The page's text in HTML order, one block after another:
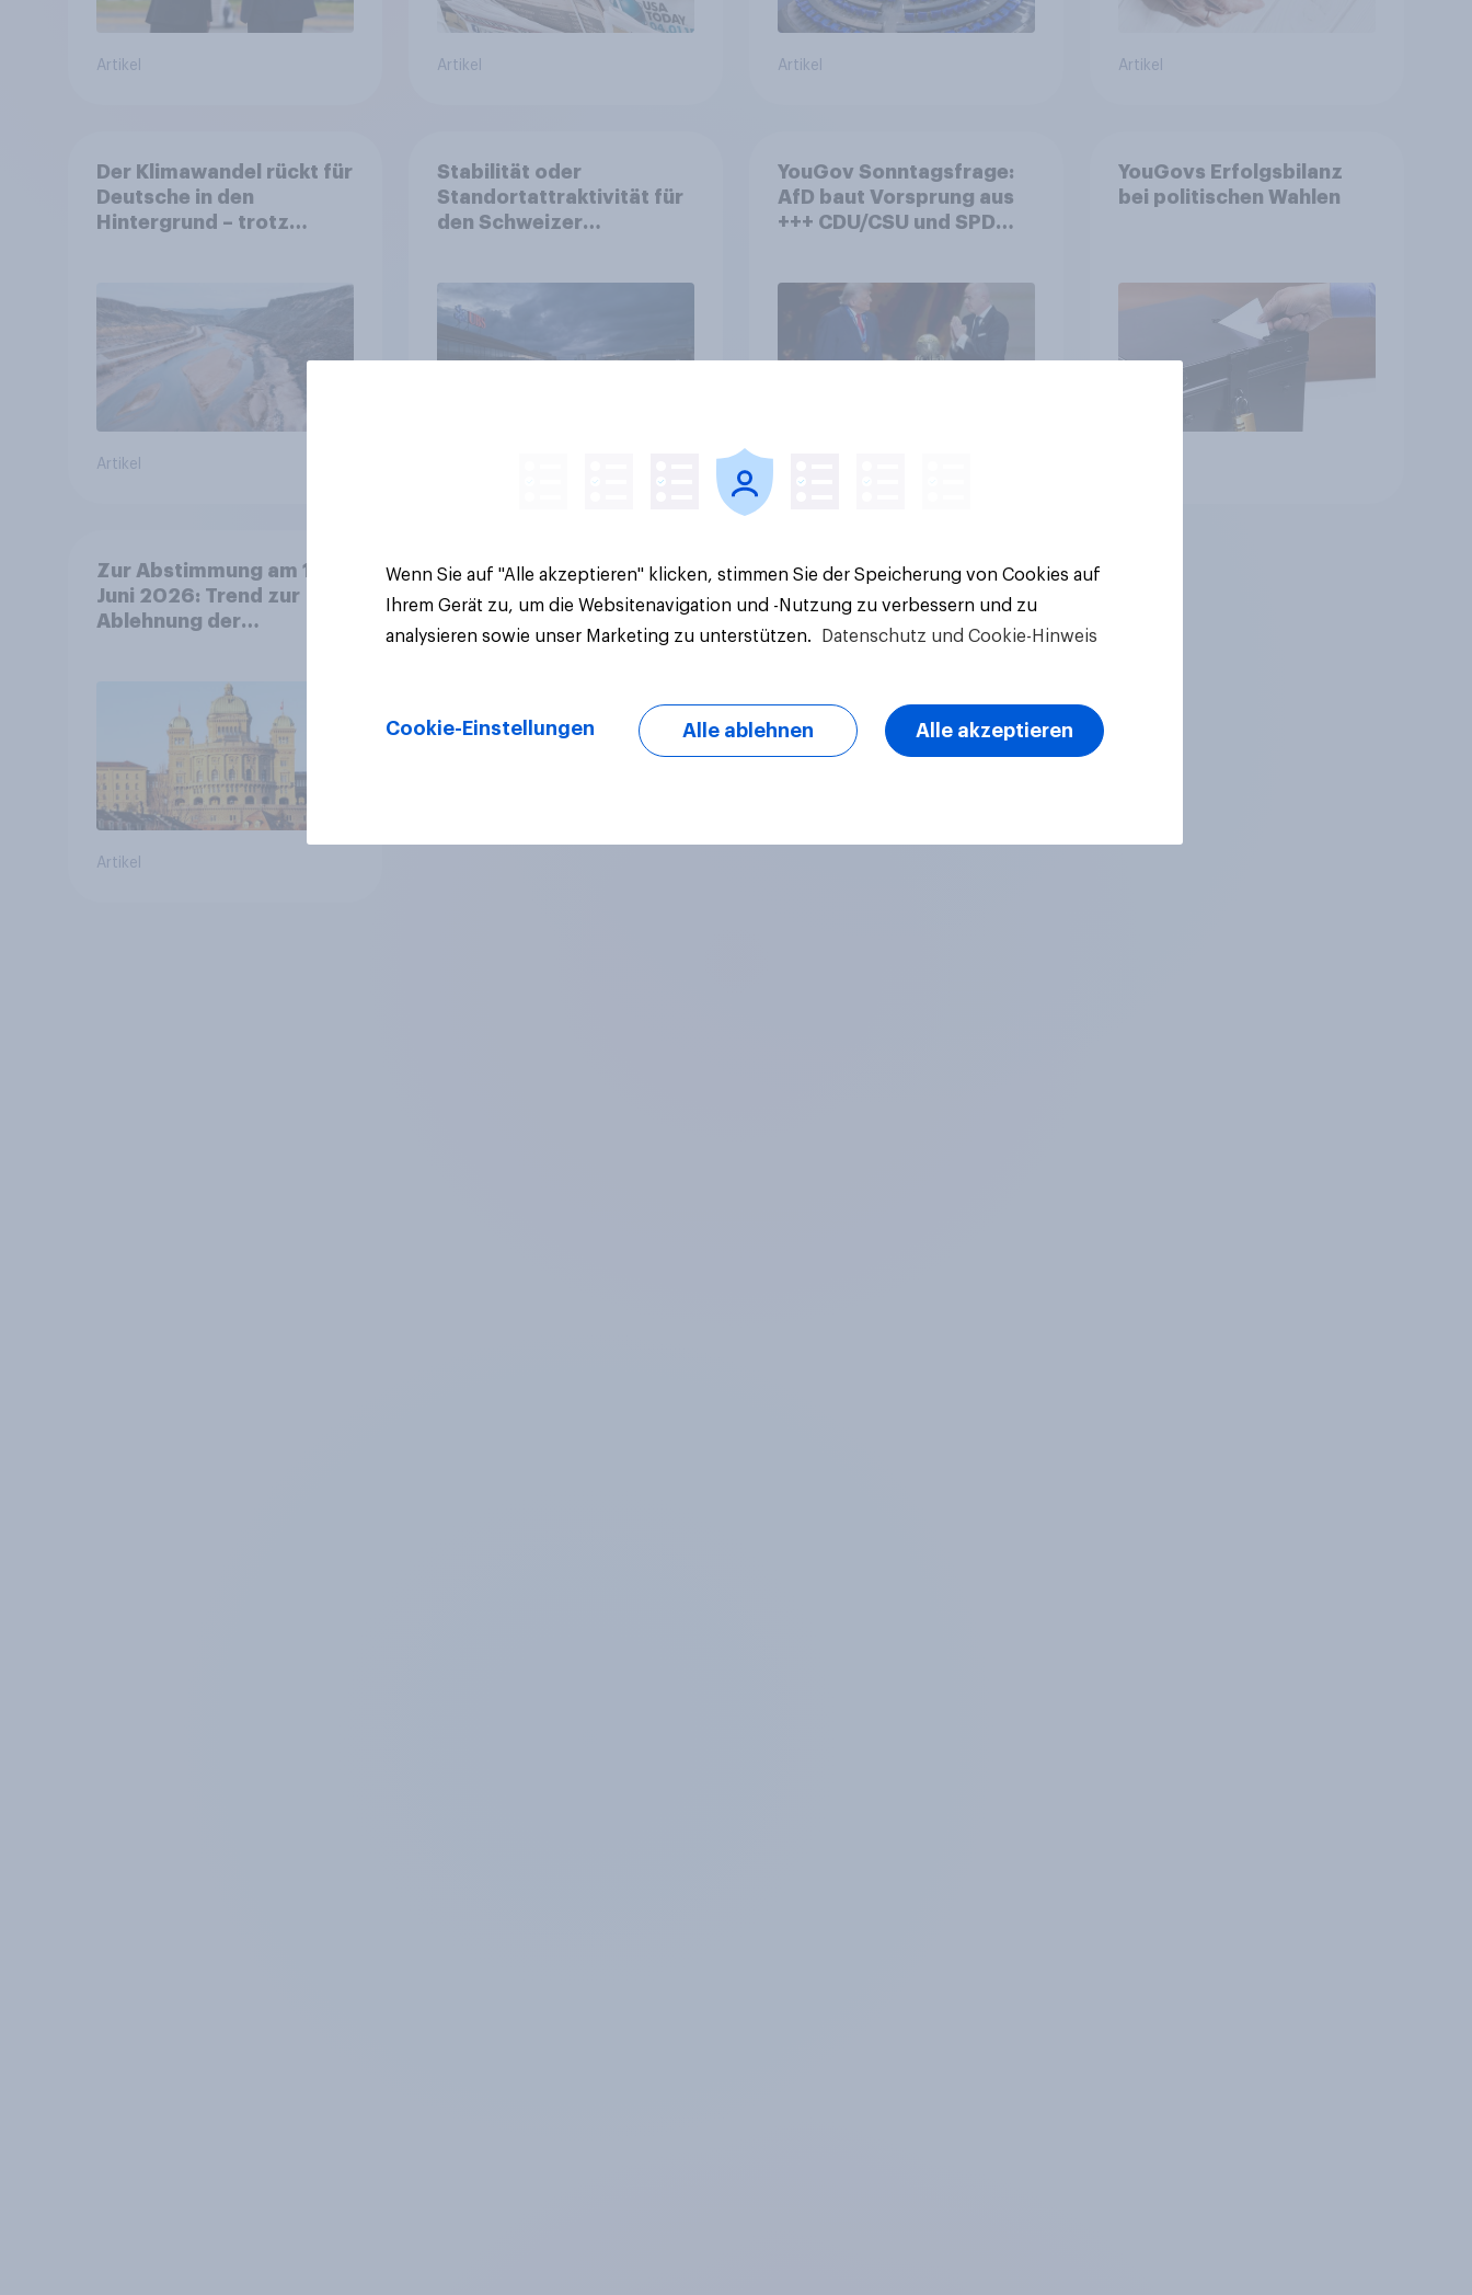
Artikel Artikel Artikel Artikel
Der Klimawandel rückt für
Deutsche in den
Hintergrund – trotz
Artikel
Stabilität oder
Standortattraktivität für
den Schweizer
Debatte um die
Regulierung von
Grossbanken steht
YouGov Sonntagsfrage:
AfD baut Vorsprung aus
+++ CDU/CSU und SPD
wünschen sich Fußball-
WM ohne Politik
YouGovs Erfolgsbilanz
bei politischen Wahlen
Zur Abstimmung am 14.
Juni 2026: Trend zur
Ablehnung der
für Annahme des
Zivildienstgesetz sinken
Artikel
Wenn Sie auf "Alle akzeptieren" klicken, stimmen Sie der Speicherung von Cookies auf
Ihrem Gerät zu, um die Websitenavigation und -Nutzung zu verbessern und zu
analysieren sowie unser Marketing zu unterstützen.
Datenschutz und Cookie-Hinweis
Cookie-Einstellungen Alle ablehnen Alle akzeptieren